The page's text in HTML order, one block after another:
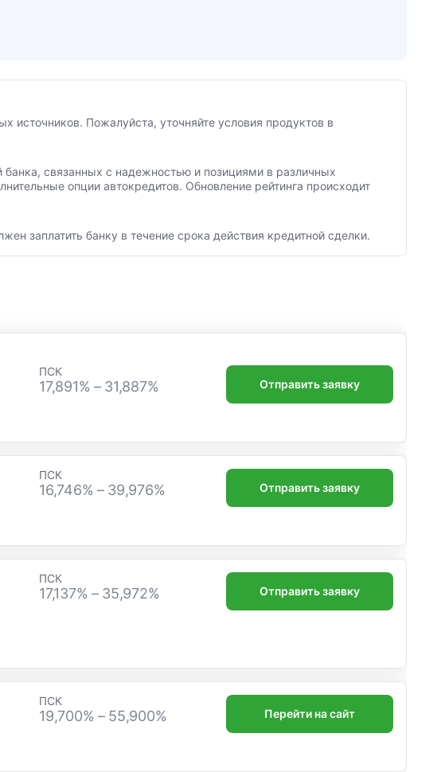
источников. Пожалуйста, уточняйте условия продуктов в
банка, связанных с надежностью и позициями в различных
опции автокредитов. Обновление рейтинга происходит
заплатить банку в течение срока действия кредитной сделки.
ПСК
17,891% – 31,887% Отправить заявку
ПСК
16,746% – 39,976% Отправить заявку
ПСК
17,137% – 35,972% Отправить заявку
ПСК
19,700% – 55,900% Перейти на сайт